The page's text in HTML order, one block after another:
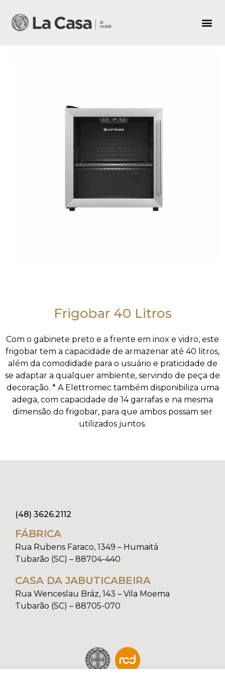
Frigobar 40 Litros
Com o gabinete preto e a frente em inox e vidro, este
frigobar tem a capacidade de armazenar até 40 litros,
além da comodidade para o usuário e praticidade de
se adaptar a qualquer ambiente, servindo de peça de
decoração. * A Elettromec também disponibiliza uma
adega, com capacidade de 14 garrafas e na mesma
dimensão do frigobar, para que ambos possam ser
utilizados juntos.
(48) 3626.2112
FÁBRICA
Rua Rubens Faraco, 1349 – Humaitá
Tubarão (SC) – 88704-440
CASA DA JABUTICABEIRA
Rua Wenceslau Bráz, 143 – Vila Moema
Tubarão (SC) – 88705-070